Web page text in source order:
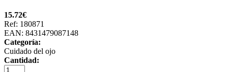
15.72€
Ref: 180871
EAN: 8431479087148
Categoría:
Cuidado del ojo
Cantidad: